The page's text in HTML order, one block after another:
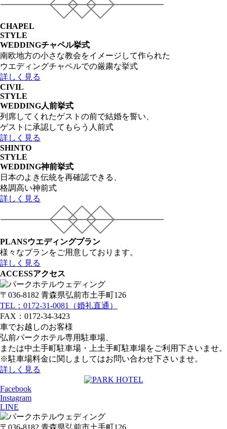
CHAPEL
STYLE
WEDDINGチャペル挙式
南欧地方の小さな教会をイメージして作られた
ウエディングチャペルでの厳粛な挙式
詳しく見る
CIVIL
STYLE
WEDDING人前挙式
列席してくれたゲストの前で結婚を誓い、
ゲストに承認してもらう人前式
詳しく見る
SHINTO
STYLE
WEDDING神前挙式
日本のよき伝統を再確認できる、
格調高い神前式
詳しく見る
PLANSウエディングプラン
様々なプランをご用意しております。
詳しく見る
ACCESSアクセス
〒036-8182 青森県弘前市土手町126
TEL：0172-31-0081（婚礼直通）
FAX：0172-34-3423
車でお越しのお客様
弘前パークホテル専用駐車場、
または中土手町駐車場・上土手町駐車場をご利用下さいませ。
※駐車場料金に関しましてはお問い合わせ下さいませ。
詳しく見る
Facebook
Instagram
LINE
〒036-8182 青森県弘前市土手町126